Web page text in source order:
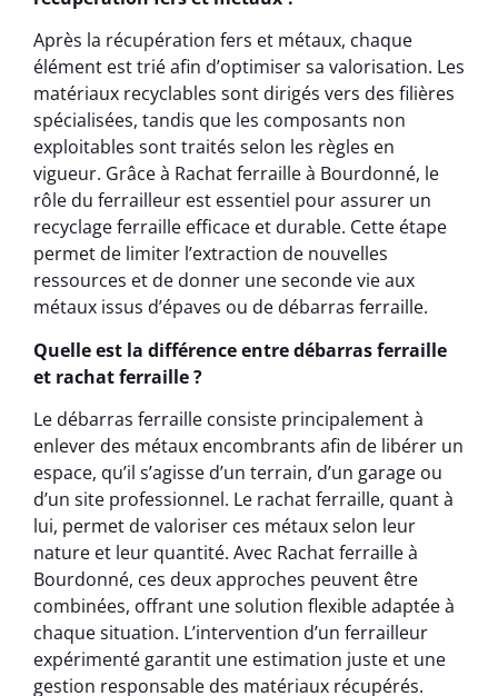
Après la récupération fers et métaux, chaque
élément est trié afin d’optimiser sa valorisation. Les
matériaux recyclables sont dirigés vers des filières
spécialisées, tandis que les composants non
exploitables sont traités selon les règles en
vigueur. Grâce à Rachat ferraille à Bourdonné, le
rôle du ferrailleur est essentiel pour assurer un
recyclage ferraille efficace et durable. Cette étape
permet de limiter l’extraction de nouvelles
ressources et de donner une seconde vie aux
métaux issus d’épaves ou de débarras ferraille.
Quelle est la différence entre débarras ferraille
et rachat ferraille ?
Le débarras ferraille consiste principalement à
enlever des métaux encombrants afin de libérer un
espace, qu’il s’agisse d’un terrain, d’un garage ou
d’un site professionnel. Le rachat ferraille, quant à
lui, permet de valoriser ces métaux selon leur
nature et leur quantité. Avec Rachat ferraille à
Bourdonné, ces deux approches peuvent être
combinées, offrant une solution flexible adaptée à
chaque situation. L’intervention d’un ferrailleur
expérimenté garantit une estimation juste et une
gestion responsable des matériaux récupérés.